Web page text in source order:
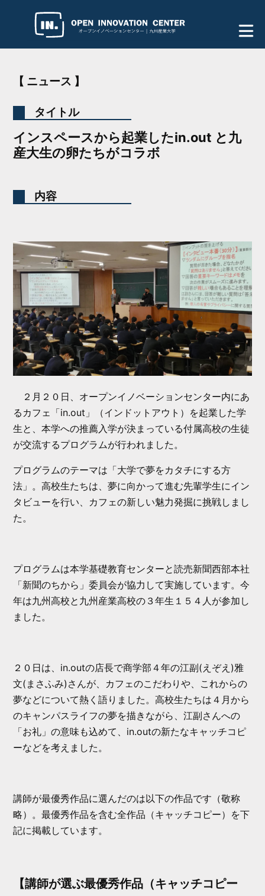
【 ニュース 】
タイトル
インスペースから起業したin.out と九
産大生の卵たちがコラボ
内容
２月２０日、オープンイノベーションセンター内にあ
るカフェ「in.out」（インドットアウト）を起業した学
生と、本学への推薦入学が決まっている付属高校の生徒
が交流するプログラムが行われました。
プログラムのテーマは「大学で夢をカタチにする方
法」。高校生たちは、夢に向かって進む先輩学生にイン
タビューを行い、カフェの新しい魅力発掘に挑戦しまし
た。
プログラムは本学基礎教育センターと読売新聞西部本社
「新聞のちから」委員会が協力して実施しています。今
年は九州高校と九州産業高校の３年生１５４人が参加し
ました。
２０日は、in.outの店長で商学部４年の江副(えぞえ)雅
文(まさふみ)さんが、カフェのこだわりや、これからの
夢などについて熱く語りました。高校生たちは４月から
のキャンパスライフの夢を描きながら、江副さんへの
「お礼」の意味も込めて、in.outの新たなキャッチコピ
ーなどを考えました。
講師が最優秀作品に選んだのは以下の作品です（敬称
略）。最優秀作品を含む全作品（キャッチコピー）を下
記に掲載しています。
【講師が選ぶ最優秀作品（キャッチコピー